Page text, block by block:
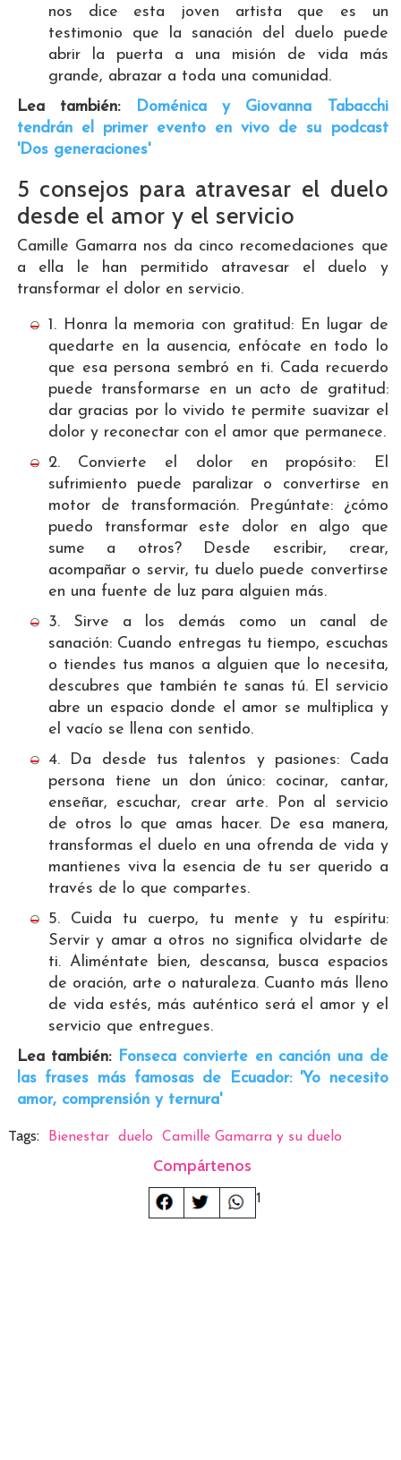
nos dice esta joven artista que es un
testimonio que la sanación del duelo puede
abrir la puerta a una misión de vida más
grande, abrazar a toda una comunidad.
Lea también:
Doménica y Giovanna Tabacchi
tendrán el primer evento en vivo de su podcast
'Dos generaciones'
5 consejos para atravesar el duelo
desde el amor y el servicio
Camille Gamarra nos da cinco recomedaciones que
a ella le han permitido atravesar el duelo y
transformar el dolor en servicio.
1. Honra la memoria con gratitud: En lugar de
quedarte en la ausencia, enfócate en todo lo
que esa persona sembró en ti. Cada recuerdo
puede transformarse en un acto de gratitud:
dar gracias por lo vivido te permite suavizar el
dolor y reconectar con el amor que permanece.
2. Convierte el dolor en propósito: El
sufrimiento puede paralizar o convertirse en
motor de transformación. Pregúntate: ¿cómo
puedo transformar este dolor en algo que
sume a otros? Desde escribir, crear,
acompañar o servir, tu duelo puede convertirse
en una fuente de luz para alguien más.
3. Sirve a los demás como un canal de
sanación: Cuando entregas tu tiempo, escuchas
o tiendes tus manos a alguien que lo necesita,
descubres que también te sanas tú. El servicio
abre un espacio donde el amor se multiplica y
el vacío se llena con sentido.
4. Da desde tus talentos y pasiones: Cada
persona tiene un don único: cocinar, cantar,
enseñar, escuchar, crear arte. Pon al servicio
de otros lo que amas hacer. De esa manera,
transformas el duelo en una ofrenda de vida y
mantienes viva la esencia de tu ser querido a
través de lo que compartes.
5. Cuida tu cuerpo, tu mente y tu espíritu:
Servir y amar a otros no significa olvidarte de
ti. Aliméntate bien, descansa, busca espacios
de oración, arte o naturaleza. Cuanto más lleno
de vida estés, más auténtico será el amor y el
servicio que entregues.
Lea también: Fonseca convierte en canción una de
las frases más famosas de Ecuador: 'Yo necesito
amor, comprensión y ternura'
Tags: Bienestar duelo Camille Gamarra y su duelo
Compártenos
1